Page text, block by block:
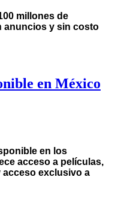
millones de
anuncios y sin costo
en México
en los
acceso a películas,
acceso exclusivo a